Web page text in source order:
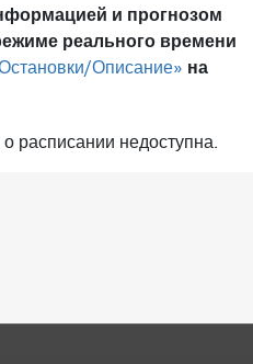
и прогнозом
реального времени
Описание» на
расписании недоступна.